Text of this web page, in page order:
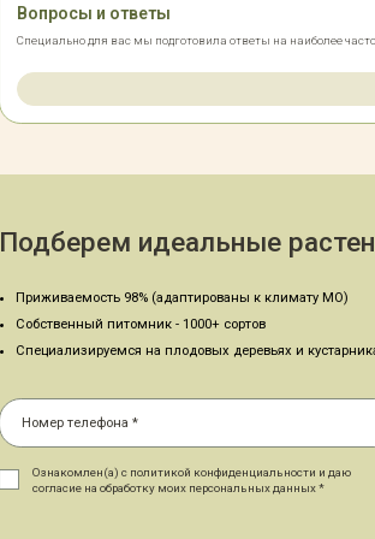
Вопросы и ответы
Специально для вас мы подготовила ответы на наиболее
Подберем идеальные
Приживаемость 98% (адаптированы к климату МО)
Собственный питомник - 1000+ сортов
Специализируемся на плодовых деревьях и
Ознакомлен(а) с политикой конфиденциальности и даю
согласие на обработку моих персональных данных *